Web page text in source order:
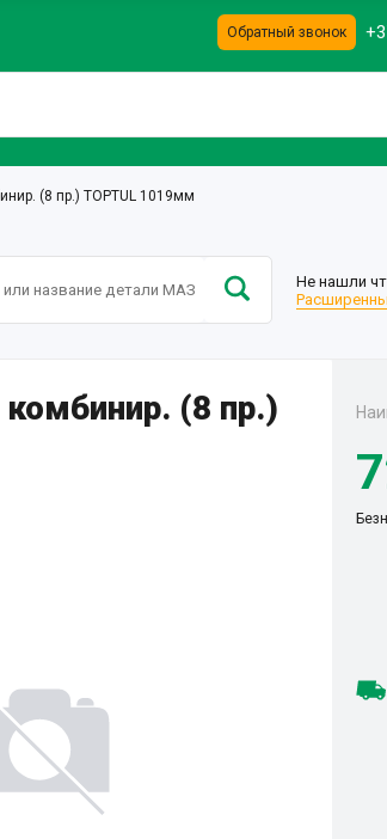
Обратный звонок
(8 пр.) TOPTUL 1019мм
Не нашли
(8 пр.)